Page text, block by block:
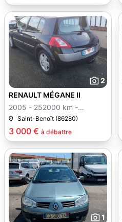
2
3 000 € à débattre
RENAULT MÉGANE II
2005 - 252000 km -
Manuelle
Saint-Benoît (86280)
1